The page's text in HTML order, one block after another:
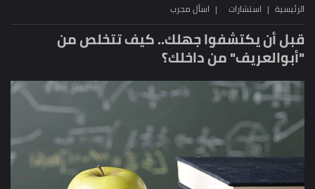
الرئيسية استشارات اسأل مجرب
قبل أن يكتشفوا جهلك.. كيف تتخلص من
"أبوالعريف" من داخلك؟